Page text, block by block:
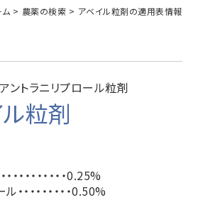
農薬の検索 アベイル粒剤の適用表情報
ントラニリプロール粒剤
粒剤
・・・・・・・・・0.25%
・・・・・・・・0.50%